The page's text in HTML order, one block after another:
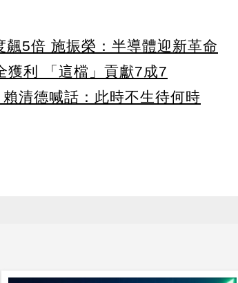
5倍 施振榮：半導體迎新革命
獲利 「這檔」貢獻7成7
清德喊話：此時不生待何時